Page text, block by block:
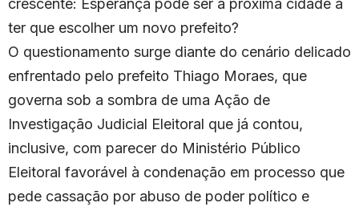
crescente: Esperança pode ser a próxima cidade a
ter que escolher um novo prefeito?
O questionamento surge diante do cenário delicado
enfrentado pelo prefeito Thiago Moraes, que
governa sob a sombra de uma Ação de
Investigação Judicial Eleitoral que já contou,
inclusive, com parecer do Ministério Público
Eleitoral favorável à condenação em processo que
pede cassação por abuso de poder político e